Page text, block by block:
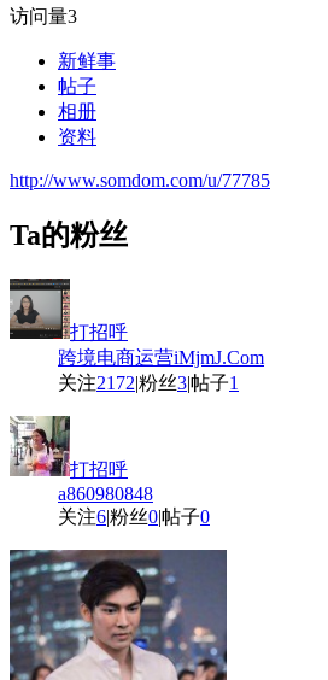
访问量3
新鲜事
帖子
相册
资料
http://www.somdom.com/u/77785
Ta的粉丝
打招呼
跨境电商运营iMjmJ.Com
关注2172|粉丝3|帖子1
打招呼
a860980848
关注6|粉丝0|帖子0